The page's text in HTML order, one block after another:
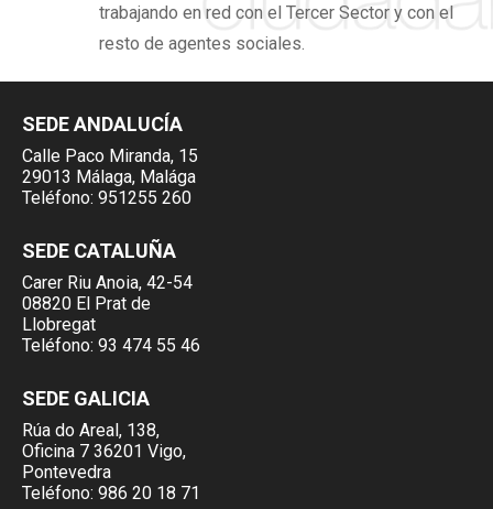
trabajando en red con el Tercer Sector y con el
resto de agentes sociales.
SEDE ANDALUCÍA
Calle Paco Miranda, 15
29013 Málaga, Malága
Teléfono: 951255 260
SEDE CATALUÑA
Carer Riu Anoia, 42-54
08820 El Prat de
Llobregat
Teléfono: 93 474 55 46
SEDE GALICIA
Rúa do Areal, 138,
Oficina 7 36201 Vigo,
Pontevedra
Teléfono: 986 20 18 71